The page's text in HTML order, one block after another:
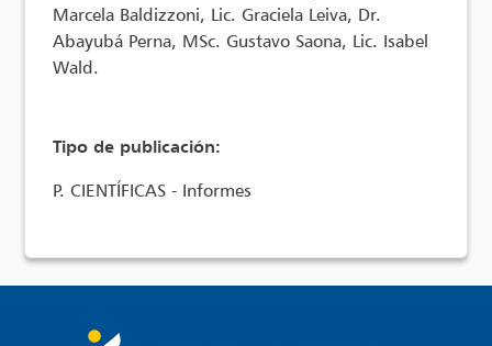
Marcela Baldizzoni, Lic. Graciela Leiva, Dr.
Abayubá Perna, MSc. Gustavo Saona, Lic. Isabel
Wald.
Tipo de publicación:
P. CIENTÍFICAS - Informes